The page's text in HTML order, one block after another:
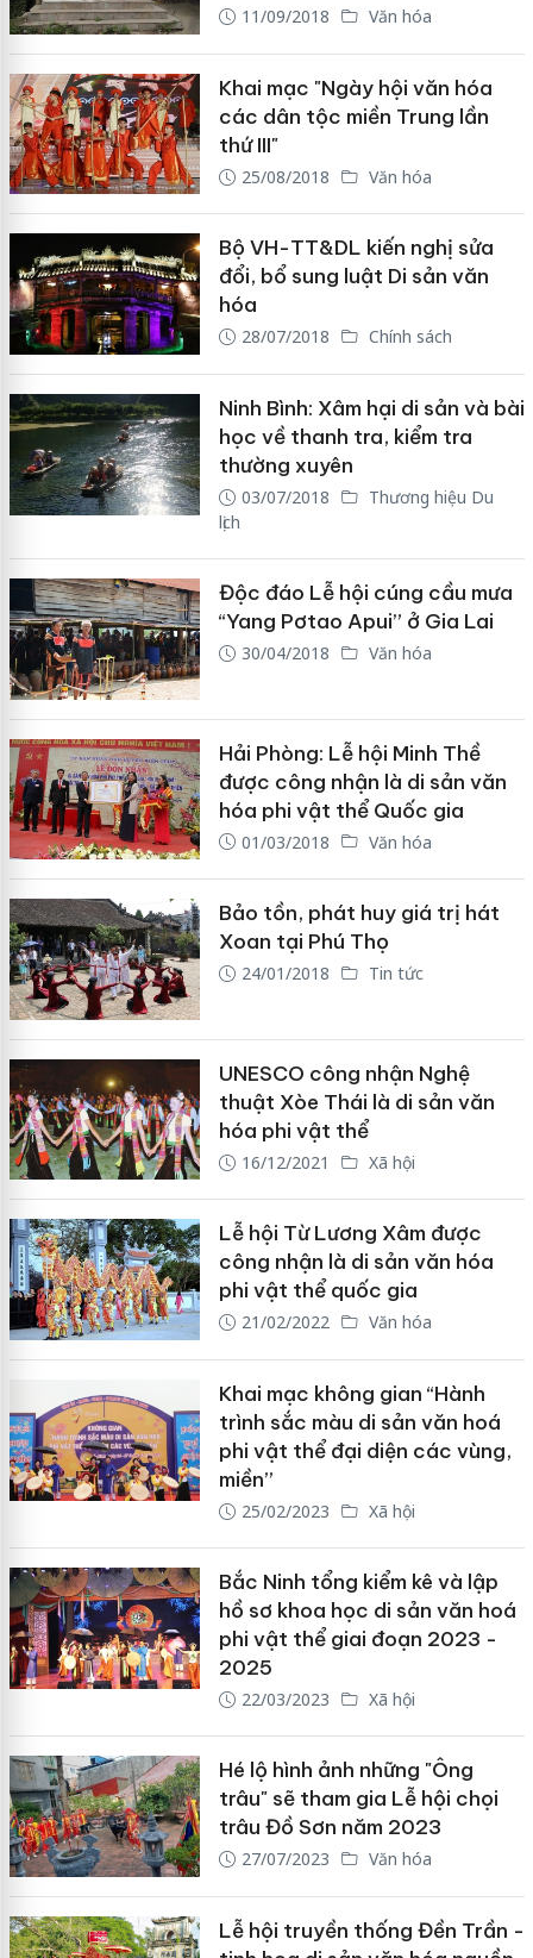
11/09/2018 Văn hóa
Khai mạc "Ngày hội văn hóa
các dân tộc miền Trung lần
thứ III"
25/08/2018 Văn hóa
Bộ VH-TT&DL kiến nghị sửa
đổi, bổ sung luật Di sản văn
hóa
28/07/2018 Chính sách
Ninh Bình: Xâm hại di sản và bài
học về thanh tra, kiểm tra
thường xuyên
03/07/2018
Thương hiệu Du
lịch
Độc đáo Lễ hội cúng cầu mưa
“Yang Pơtao Apui” ở Gia Lai
30/04/2018 Văn hóa
Hải Phòng: Lễ hội Minh Thề
được công nhận là di sản văn
hóa phi vật thể Quốc gia
01/03/2018 Văn hóa
Bảo tồn, phát huy giá trị hát
Xoan tại Phú Thọ
24/01/2018 Tin tức
UNESCO công nhận Nghệ
thuật Xòe Thái là di sản văn
hóa phi vật thể
16/12/2021 Xã hội
Lễ hội Từ Lương Xâm được
công nhận là di sản văn hóa
phi vật thể quốc gia
21/02/2022 Văn hóa
Khai mạc không gian “Hành
trình sắc màu di sản văn hoá
phi vật thể đại diện các vùng,
miền”
25/02/2023 Xã hội
Bắc Ninh tổng kiểm kê và lập
hồ sơ khoa học di sản văn hoá
phi vật thể giai đoạn 2023 -
2025
22/03/2023 Xã hội
Hé lộ hình ảnh những "Ông
trâu" sẽ tham gia Lễ hội chọi
trâu Đồ Sơn năm 2023
27/07/2023 Văn hóa
Lễ hội truyền thống Đền Trần -